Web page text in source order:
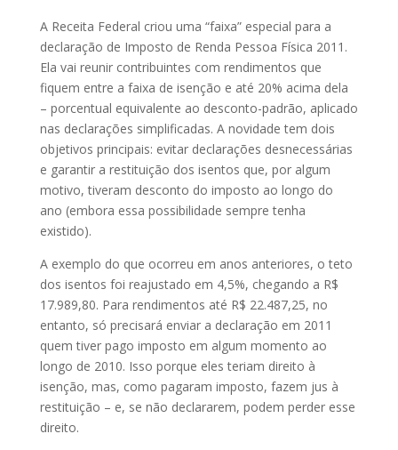
A Receita Federal criou uma “faixa” especial para a
declaração de Imposto de Renda Pessoa Física 2011.
Ela vai reunir contribuintes com rendimentos que
fiquem entre a faixa de isenção e até 20% acima dela
– porcentual equivalente ao desconto-padrão, aplicado
nas declarações simplificadas. A novidade tem dois
objetivos principais: evitar declarações desnecessárias
e garantir a restituição dos isentos que, por algum
motivo, tiveram desconto do imposto ao longo do
ano (embora essa possibilidade sempre tenha
existido).
A exemplo do que ocorreu em anos anteriores, o teto
dos isentos foi reajustado em 4,5%, chegando a R$
17.989,80. Para rendimentos até R$ 22.487,25, no
entanto, só precisará enviar a declaração em 2011
quem tiver pago imposto em algum momento ao
longo de 2010. Isso porque eles teriam direito à
isenção, mas, como pagaram imposto, fazem jus à
restituição – e, se não declararem, podem perder esse
direito.